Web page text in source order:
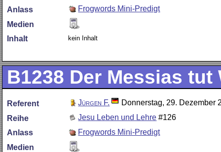
Anlass
Frogwords Mini-Predigt
Medien
Inhalt
kein Inhalt
B1238 Der Messias tut
Referent Jürgen F.
Donnerstag, 29. Dezember
Reihe
Jesu Leben und Lehre #126
Anlass
Frogwords Mini-Predigt
Medien